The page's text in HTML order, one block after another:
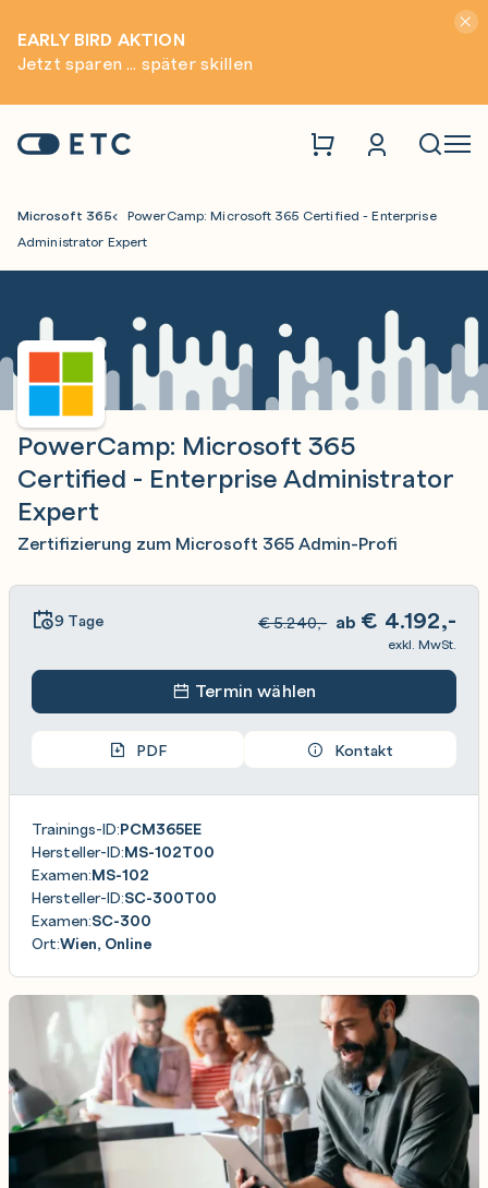
EARLY BIRD AKTION
Jetzt sparen ... später skillen
Startseite: ETC
Microsoft 365
PowerCamp: Microsoft 365 Certified - Enterprise
Administrator Expert
PowerCamp: Microsoft 365
Certified - Enterprise Administrator
Expert
Zertifizierung zum Microsoft 365 Admin-Profi
9 Tage €5.240,- ab € 4.192,-
exkl. MwSt.
Termin wählen
PDF Kontakt
Trainings-ID:PCM365EE
Hersteller-ID:MS-102T00
Examen:MS-102
Hersteller-ID:SC-300T00
Examen:SC-300
Ort:Wien, Online